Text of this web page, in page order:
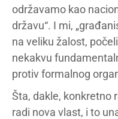
održavamo kao
državu“. I mi,
na veliku žalost,
nekakvu
protiv formalnog
Šta, dakle, konkretno
radi nova vlast, i to